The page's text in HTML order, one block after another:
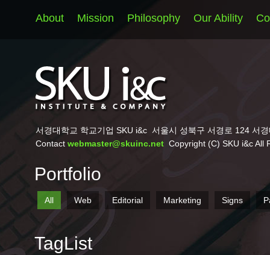
About Mission Philosophy Our Ability
서경대학교 학교기업 SKU i&c 서울시 성북구 서경로 124 서
Contact webmaster@skuinc.net Copyright (C) SKU i&c All
Portfolio
All Web Editorial Marketing Signs
TagList